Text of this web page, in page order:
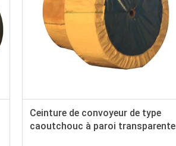
Ceinture de convoyeur de type
caoutchouc à paroi transparente